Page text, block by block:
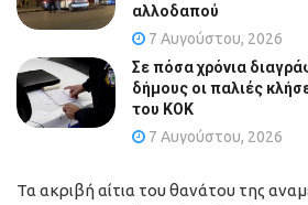
αλλοδαπού
7 Αυγούστου, 2026
Σε πόσα χρόνια
δήμους οι παλιές
του ΚΟΚ
7 Αυγούστου, 2026
Τα ακριβή αίτια του θανάτου της